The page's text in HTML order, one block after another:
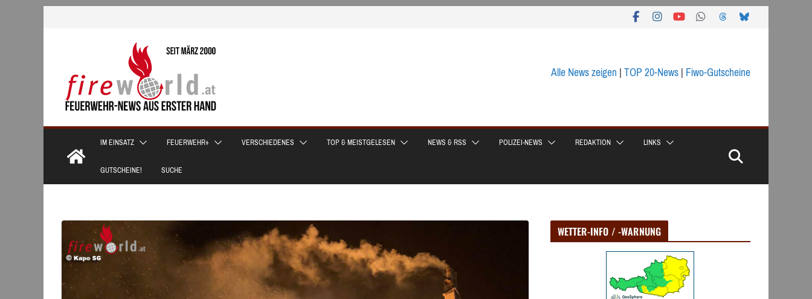
Alle News zeigen|TOP 20-News|Fiwo-Gutscheine
IM EINSATZ FEUERWEHR+ VERSCHIEDENES TOP & MEISTGELESEN NEWS & RSS POLIZEI-NEWS REDAKTION LINKS
GUTSCHEINE! SUCHE
WETTER-INFO / -WARNUNG